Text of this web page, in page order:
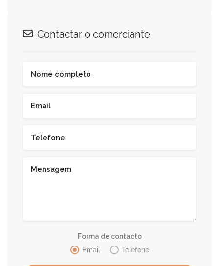
Contactar o comerciante
Forma de contacto
Email
Telefone